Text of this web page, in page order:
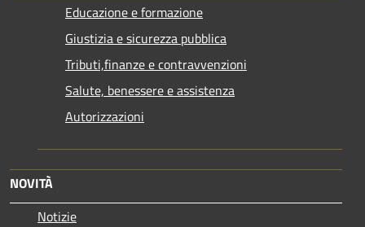
Educazione e formazione
Giustizia e sicurezza pubblica
Tributi,finanze e contravvenzioni
Salute, benessere e assistenza
Autorizzazioni
NOVITÀ
Notizie